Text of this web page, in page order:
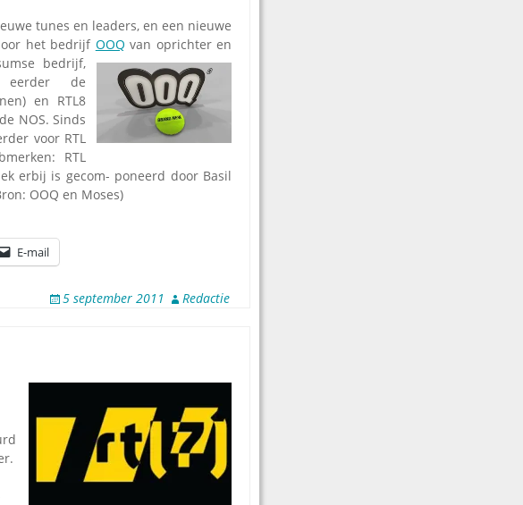
tunes en leaders, en een nieuwe
het bedrijf OOQ van oprichter en
bedrijf,
eerder de
en RTL8
NOS. Sinds
voor RTL
RTL
erbij is gecom- poneerd door Basil
OOQ en Moses)
E-mail
5 september 2011 Redactie